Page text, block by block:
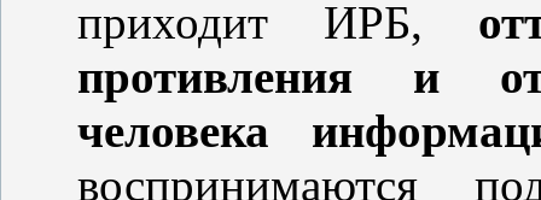
приходит ИРБ,
противления и
человека
воспринимаются